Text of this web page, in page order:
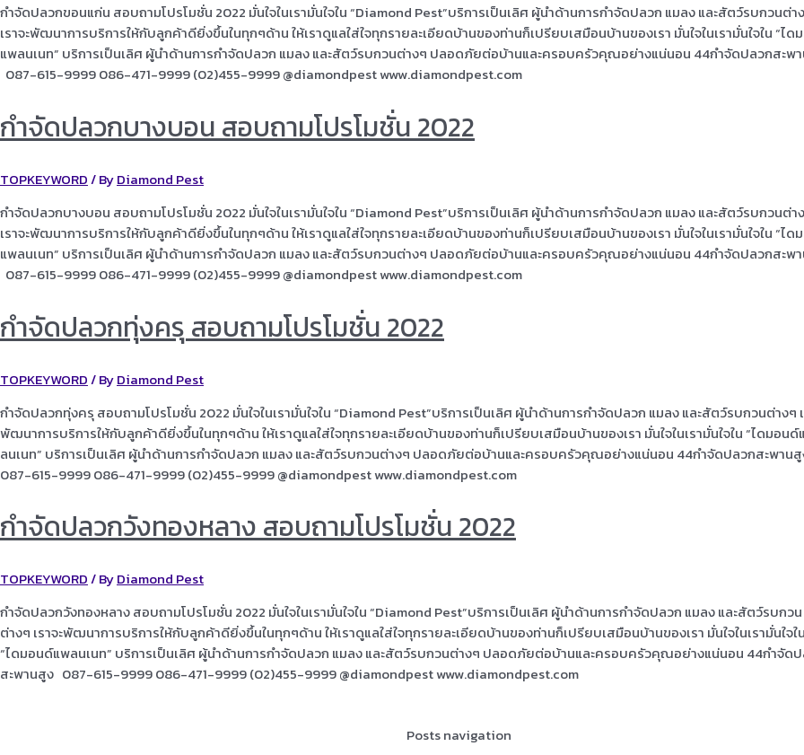
กำจัดปลวกขอนแก่น สอบถามโปรโมชั่น 2022 มั่นใจในเรามั่นใจใน “Diamond Pest”บริการเป็นเลิศ ผู้นำด้านการกำจัดปลวก แมลง และสัตว์รบกวนต่า
เราจะพัฒนาการบริการให้กับลูกค้าดียิ่งขึ้นในทุกๆด้าน ให้เราดูแลใส่ใจทุกรายละเอียดบ้านของท่านก็เปรียบเสมือนบ้านของเรา มั่นใจในเรามั่นใจใน “ได
แพลนเนท” บริการเป็นเลิศ ผู้นำด้านการกำจัดปลวก แมลง และสัตว์รบกวนต่างๆ ปลอดภัยต่อบ้านและครอบครัวคุณอย่างแน่นอน 44กำจัดปลวกสะพ
087-615-9999 086-471-9999 (02)455-9999 @diamondpest www.diamondpest.com
กำจัดปลวกบางบอน สอบถามโปรโมชั่น 2022
TOPKEYWORD/ ByDiamond Pest
กำจัดปลวกบางบอน สอบถามโปรโมชั่น 2022 มั่นใจในเรามั่นใจใน “Diamond Pest”บริการเป็นเลิศ ผู้นำด้านการกำจัดปลวก แมลง และสัตว์รบกวนต่า
เราจะพัฒนาการบริการให้กับลูกค้าดียิ่งขึ้นในทุกๆด้าน ให้เราดูแลใส่ใจทุกรายละเอียดบ้านของท่านก็เปรียบเสมือนบ้านของเรา มั่นใจในเรามั่นใจใน “ได
แพลนเนท” บริการเป็นเลิศ ผู้นำด้านการกำจัดปลวก แมลง และสัตว์รบกวนต่างๆ ปลอดภัยต่อบ้านและครอบครัวคุณอย่างแน่นอน 44กำจัดปลวกสะพ
087-615-9999 086-471-9999 (02)455-9999 @diamondpest www.diamondpest.com
กำจัดปลวกทุ่งครุ สอบถามโปรโมชั่น 2022
TOPKEYWORD/ ByDiamond Pest
กำจัดปลวกทุ่งครุ สอบถามโปรโมชั่น 2022 มั่นใจในเรามั่นใจใน “Diamond Pest”บริการเป็นเลิศ ผู้นำด้านการกำจัดปลวก แมลง และสัตว์รบกวนต่างๆ เ
พัฒนาการบริการให้กับลูกค้าดียิ่งขึ้นในทุกๆด้าน ให้เราดูแลใส่ใจทุกรายละเอียดบ้านของท่านก็เปรียบเสมือนบ้านของเรา มั่นใจในเรามั่นใจใน “ไดมอน
ลนเนท” บริการเป็นเลิศ ผู้นำด้านการกำจัดปลวก แมลง และสัตว์รบกวนต่างๆ ปลอดภัยต่อบ้านและครอบครัวคุณอย่างแน่นอน 44กำจัดปลวกสะพาน
087-615-9999 086-471-9999 (02)455-9999 @diamondpest www.diamondpest.com
กำจัดปลวกวังทองหลาง สอบถามโปรโมชั่น 2022
TOPKEYWORD/ ByDiamond Pest
กำจัดปลวกวังทองหลาง สอบถามโปรโมชั่น 2022 มั่นใจในเรามั่นใจใน “Diamond Pest”บริการเป็นเลิศ ผู้นำด้านการกำจัดปลวก แมลง และสัตว์รบกวน
ต่างๆ เราจะพัฒนาการบริการให้กับลูกค้าดียิ่งขึ้นในทุกๆด้าน ให้เราดูแลใส่ใจทุกรายละเอียดบ้านของท่านก็เปรียบเสมือนบ้านของเรา มั่นใจในเรามั่นใจใน
“ไดมอนด์แพลนเนท” บริการเป็นเลิศ ผู้นำด้านการกำจัดปลวก แมลง และสัตว์รบกวนต่างๆ ปลอดภัยต่อบ้านและครอบครัวคุณอย่างแน่นอน 44กำจัด
สะพานสูง 087-615-9999 086-471-9999 (02)455-9999 @diamondpest www.diamondpest.com
Posts navigation